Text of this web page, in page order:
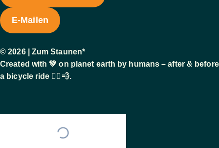
E-Mailen
© 2026 | Zum Staunen*
Created with 💚 on planet earth by humans – after & before
a bicycle ride 🚴‍♂️💨.